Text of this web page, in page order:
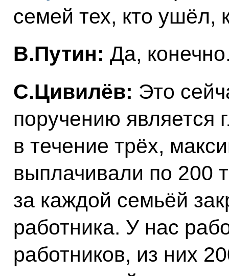
семей тех, кто ушёл,
В.Путин: Да,
С.Цивилёв: Это
поручению является
в течение трёх,
выплачивали по 200
за каждой семьёй
работника. У нас
работников, из них